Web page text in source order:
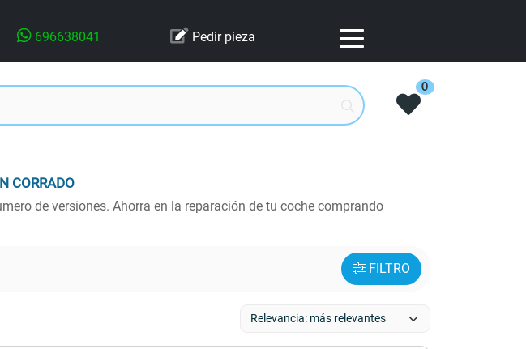
696638041 Pedir pieza
0
CORRADO
de versiones. Ahorra en la reparación de tu coche comprando
FILTRO